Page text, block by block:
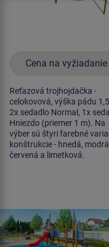
Cena na vyžiadanie
Reťazová trojhojdačka -
celokovová, výška pádu
2x sedadlo Normal, 1x
Hniezdo (priemer 1 m). Na
výber sú štyri farebné
konštrukcie - hnedá,
červená a limetková.